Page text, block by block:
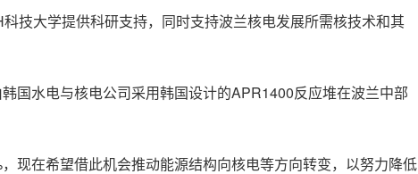
技大学提供科研支持，同时支持波兰核电发展所需核技术和其
国水电与核电公司采用韩国设计的APR1400反应堆在波兰中部
现在希望借此机会推动能源结构向核电等方向转变，以努力降低